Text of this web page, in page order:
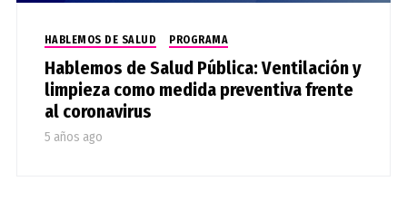
HABLEMOS DE SALUD PROGRAMA
Hablemos de Salud Pública: Ventilación y
limpieza como medida preventiva frente
al coronavirus
5 años ago